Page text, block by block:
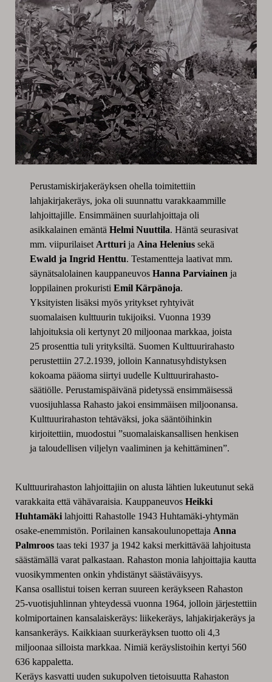
Perustamiskirjakeräyksen ohella toimitettiin
lahjakirjakeräys, joka oli suunnattu varakkaammille
lahjoittajille. Ensimmäinen suurlahjoittaja oli
asikkalainen emäntä Helmi Nuuttila. Häntä seurasivat
mm. viipurilaiset Artturija Aina Heleniussekä
Ewald ja Ingrid Henttu. Testamentteja laativat mm.
säynätsalolainen kauppaneuvos Hanna Parviainen ja
loppilainen prokuristi Emil Kärpänoja.
Yksityisten lisäksi myös yritykset ryhtyivät
suomalaisen kulttuurin tukijoiksi. Vuonna 1939
lahjoituksia oli kertynyt 20 miljoonaa markkaa, joista
25 prosenttia tuli yrityksiltä. Suomen Kulttuurirahasto
perustettiin 27.2.1939, jolloin Kannatusyhdistyksen
kokoama pääoma siirtyi uudelle Kulttuurirahasto-
säätiölle. Perustamispäivänä pidetyssä ensimmäisessä
vuosijuhlassa Rahasto jakoi ensimmäisen miljoonansa.
Kulttuurirahaston tehtäväksi, joka sääntöihinkin
kirjoitettiin, muodostui ”suomalaiskansallisen henkisen
ja taloudellisen viljelyn vaaliminen ja kehittäminen”.
Kulttuurirahaston lahjoittajiin on alusta lähtien lukeutunut sekä
varakkaita että vähävaraisia. Kauppaneuvos Heikki
Huhtamäkilahjoitti Rahastolle 1943 Huhtamäki-yhtymän
osake-enemmistön. Porilainen kansakoulunopettaja Anna
Palmroostaas teki 1937 ja 1942 kaksi merkittävää lahjoitusta
säästämällä varat palkastaan. Rahaston monia lahjoittajia kautta
vuosikymmenten onkin yhdistänyt säästäväisyys.
Kansa osallistui toisen kerran suureen keräykseen Rahaston
25-vuotisjuhlinnan yhteydessä vuonna 1964, jolloin järjestettiin
kolmiportainen kansalaiskeräys: liikekeräys, lahjakirjakeräys ja
kansankeräys. Kaikkiaan suurkeräyksen tuotto oli 4,3
miljoonaa silloista markkaa. Nimiä keräyslistoihin kertyi 560
636 kappaletta.
Keräys kasvatti uuden sukupolven tietoisuutta Rahaston